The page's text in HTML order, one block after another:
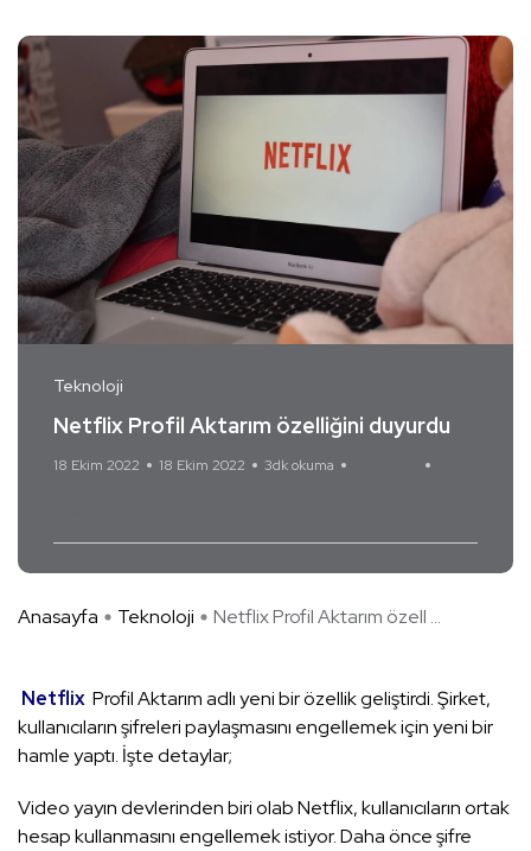
Teknoloji
Netflix Profil Aktarım özelliğini duyurdu
18 Ekim 2022 18 Ekim 2022 3dk okuma
Anasayfa Teknoloji Netflix Profil Aktarım özell ...
Netflix Profil Aktarım adlı yeni bir özellik geliştirdi. Şirket,
kullanıcıların şifreleri paylaşmasını engellemek için yeni bir
hamle yaptı. İşte detaylar;
Video yayın devlerinden biri olab Netflix, kullanıcıların ortak
hesap kullanmasını engellemek istiyor. Daha önce şifre